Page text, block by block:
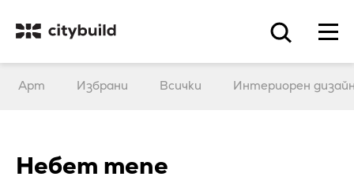
Арт Избрани Всички Интериорен
Небет тепе